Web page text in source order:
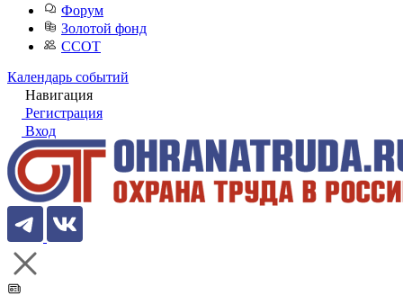
Форум
Золотой фонд
ССОТ
Календарь событий
Навигация
Регистрация
Вход